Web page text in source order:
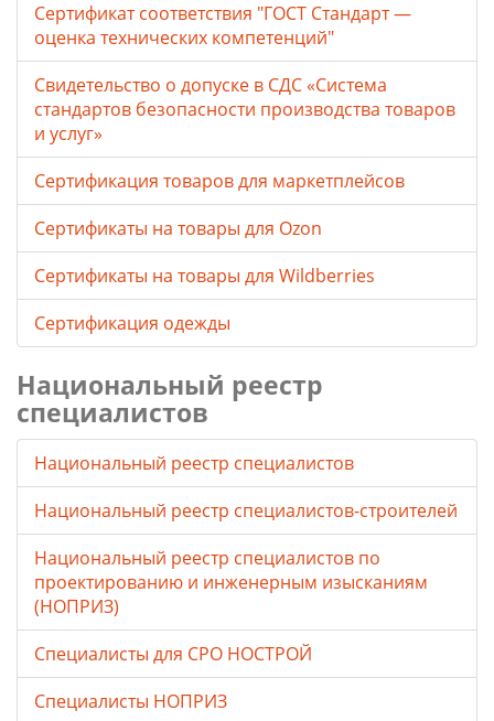
Сертификат соответствия "ГОСТ Стандарт —
оценка технических компетенций"
Свидетельство о допуске в СДС «Система
стандартов безопасности производства товаров
и услуг»
Сертификация товаров для маркетплейсов
Cертификаты на товары для Ozon
Cертификаты на товары для Wildberries
Сертификация одежды
Национальный реестр
специалистов
Национальный реестр специалистов
Национальный реестр специалистов-строителей
Национальный реестр специалистов по
проектированию и инженерным изысканиям
(НОПРИЗ)
Специалисты для СРО НОСТРОЙ
Специалисты НОПРИЗ